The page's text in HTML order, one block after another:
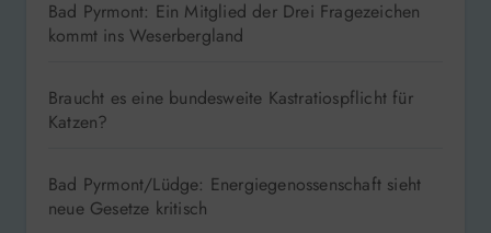
Bad Pyrmont: Ein Mitglied der Drei Fragezeichen
kommt ins Weserbergland
Braucht es eine bundesweite Kastratiospflicht für
Katzen?
Bad Pyrmont/Lüdge: Energiegenossenschaft sieht
neue Gesetze kritisch